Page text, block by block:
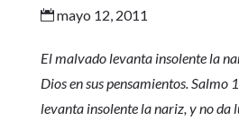
mayo 12, 2011
El malvado levanta insolente la
Dios en sus pensamientos. Salmo
levanta insolente la nariz, y no da